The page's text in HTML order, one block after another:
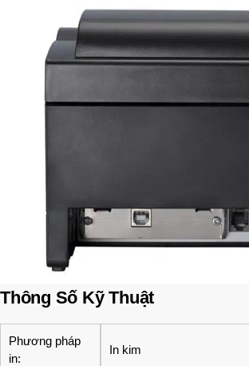
Thông Số Kỹ Thuật
Phương pháp
in:
In kim